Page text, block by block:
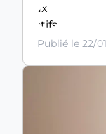
fiscaux
attractifs : TVA
réduite, crédit
Publié le 22/